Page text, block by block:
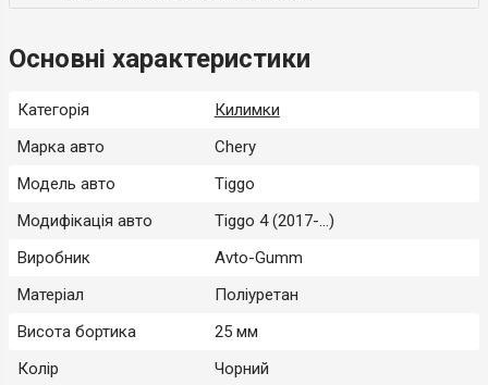
Основні характеристики
Категорія
Килимки
Марка авто
Chery
Модель авто
Tiggo
Модифікація авто
Tiggo 4 (2017-...)
Виробник
Avto-Gumm
Матеріал
Поліуретан
Висота бортика
25 мм
Колір
Чорний